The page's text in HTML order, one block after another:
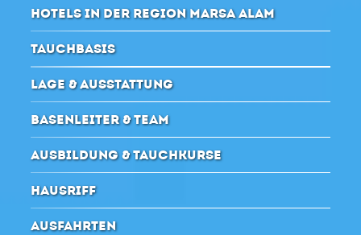
HOTELS IN DER REGION MARSA ALAM
TAUCHBASIS
LAGE & AUSSTATTUNG
BASENLEITER & TEAM
AUSBILDUNG & TAUCHKURSE
HAUSRIFF
AUSFAHRTEN